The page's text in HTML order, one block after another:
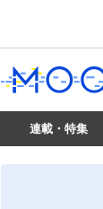
連載・特集